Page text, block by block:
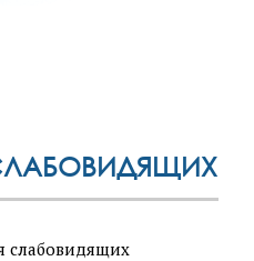
слабовидящих